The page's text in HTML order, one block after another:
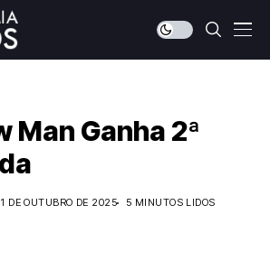
Man Ganha 2ª
1 DE OUTUBRO DE 2025
5 MINUTOS LIDOS